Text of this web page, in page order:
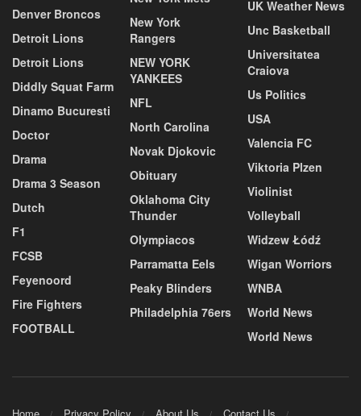
Denver Broncos
Detroit Lions
Detroit Lions
Diddly Squat Farm
Dinamo Bucuresti
Doctor
Drama
Drama 3 Season
Dutch
F1
FCSB
Feyenoord
Fire Fighters
FOOTBALL
New York
Rangers
NEW YORK
YANKEES
NFL
North Carolina
Novak Djokovic
Obituary
Oklahoma City
Thunder
Olympiacos
Parramatta Eels
Peaky Blinders
Philadelphia 76ers
UK Weather News
Unc Basketball
Universitatea
Craiova
Us Politics
USA
Valencia FC
Viktoria Plzen
Violinist
Volleyball
Widzew Łódź
Wigan Worriors
WNBA
World News
World News